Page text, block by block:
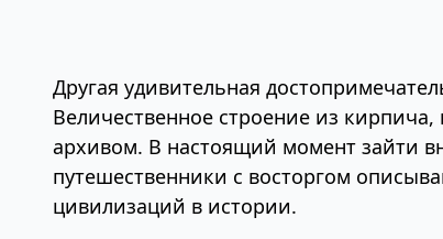
Другая удивительная
Величественное строение из
архивом. В настоящий момент зайти
путешественники с восторгом
цивилизаций в истории.